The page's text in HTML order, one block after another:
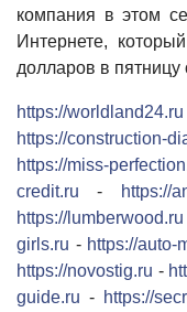
компания в этом
Интернете,
долларов в пятницу
https://worldland24.ru
https://construction-
https://miss-
credit.ru - https://
https://lumberwood.ru
girls.ru - https://auto-
https://novostig.ru -
guide.ru - https://